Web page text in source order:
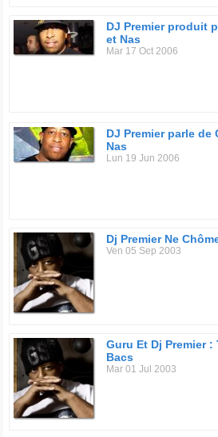
DJ Premier produit
et Nas
Mar 17 Oct 2006
DJ Premier parle
Nas
Lun 19 Jun 2006
Dj Premier Ne
Ven 05 Sep 2003
Guru Et Dj Premier :
Bacs
Mar 01 Jul 2003